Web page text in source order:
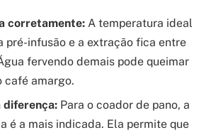
corretamente: A temperatura ideal
pré-infusão e a extração fica entre
fervendo demais pode queimar
café amargo.
diferença: Para o coador de pano, a
é a mais indicada. Ela permite que